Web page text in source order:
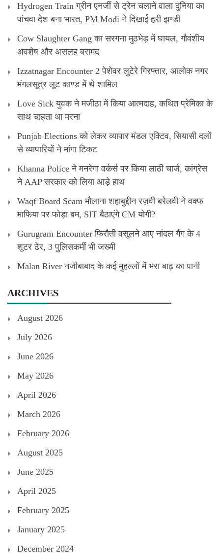
Hydrogen Train ग्रीन एनर्जी से ट्रेन चलाने वाला दुनिया का
पांचवा देश बना भारत, PM Modi ने दिखाई हरी झण्डी
Cow Slaughter Gang का सरगना मुठभेड़ में घायल, गौवंशीय
अवशेष और असलह बरामद
Izzatnagar Encounter 2 पेशेवर लुटेरे गिरफ्तार, आलोक नगर
मंगलसूत्र लूट काण्‍ड में थे शामिल
Love Sick युवक ने मजीठा में किया आत्मदाह, कथित प्रेमिका के
साथ चाहता था मरना
Punjab Elections को लेकर व्यापार मंडल एक्टिव, सियासी दलों
से व्यापारियों ने मांगा टिकट
Khanna Police ने मनरेगा वर्कर्स पर किया लाठी चार्ज, कांग्रेस
ने AAP सरकार को लिया आड़े हाथ
Waqf Board Scam मौलाना शहाबुद्दीन रज़वी बरेलवी ने वक्फ
माफिया पर फोड़ा बम, SIT बैठाएंगे CM योगी?
Gurugram Encounter फिरौती वसूलने आए नांदल गैंग के 4
शूटर ढेर, 3 पुलिसकर्मी भी जख्मी
Malan River नजीबाबाद के कई मुहल्लों में भरा बाढ़ का पानी
ARCHIVES
August 2026
July 2026
June 2026
May 2026
April 2026
March 2026
February 2026
August 2025
June 2025
April 2025
February 2025
January 2025
December 2024